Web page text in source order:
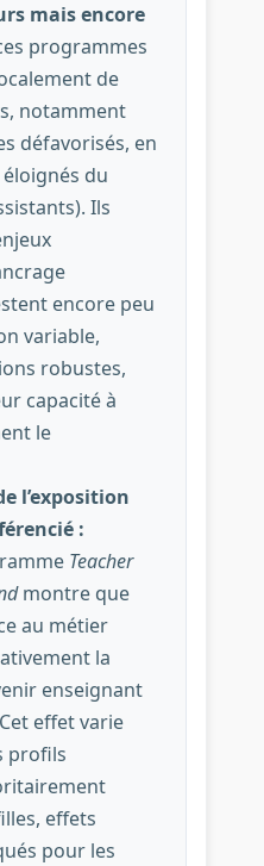
mais encore
programmes
de
notamment
défavorisés, en
du
Ils
encore peu
variable,
robustes,
capacité à
le
l’exposition
:
Teacher
montre que
au métier
la
enseignant
effet varie
profils
effets
pour les